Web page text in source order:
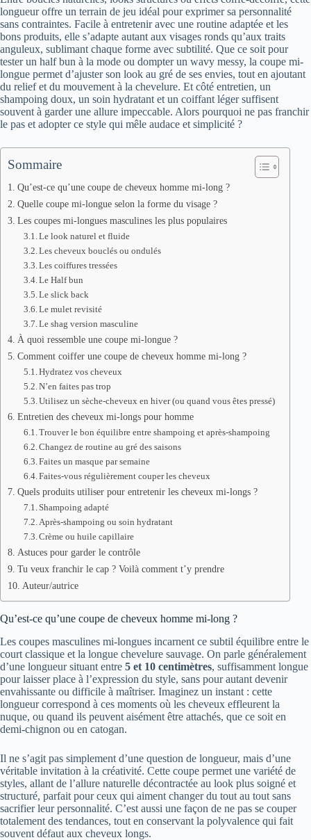
longueur offre un terrain de jeu idéal pour exprimer sa personnalité
sans contraintes. Facile à entretenir avec une routine adaptée et les
bons produits, elle s’adapte autant aux visages ronds qu’aux traits
anguleux, sublimant chaque forme avec subtilité. Que ce soit pour
tester un half bun à la mode ou dompter un wavy messy, la coupe mi-
longue permet d’ajuster son look au gré de ses envies, tout en ajoutant
du relief et du mouvement à la chevelure. Et côté entretien, un
shampoing doux, un soin hydratant et un coiffant léger suffisent
souvent à garder une allure impeccable. Alors pourquoi ne pas franchir
le pas et adopter ce style qui mêle audace et simplicité ?
Sommaire
Qu’est-ce qu’une coupe de cheveux homme mi-long ?
Quelle coupe mi-longue selon la forme du visage ?
Les coupes mi-longues masculines les plus populaires
Le look naturel et fluide
Les cheveux bouclés ou ondulés
Les coiffures tressées
Le Half bun
Le slick back
Le mulet revisité
Le shag version masculine
À quoi ressemble une coupe mi-longue ?
Comment coiffer une coupe de cheveux homme mi-long ?
Hydratez vos cheveux
N’en faites pas trop
Utilisez un sèche-cheveux en hiver (ou quand vous êtes pressé)
Entretien des cheveux mi-longs pour homme
Trouver le bon équilibre entre shampoing et après-shampoing
Changez de routine au gré des saisons
Faites un masque par semaine
Faites-vous régulièrement couper les cheveux
Quels produits utiliser pour entretenir les cheveux mi-longs ?
Shampoing adapté
Après-shampoing ou soin hydratant
Crème ou huile capillaire
Astuces pour garder le contrôle
Tu veux franchir le cap ? Voilà comment t’y prendre
Auteur/autrice
Qu’est-ce qu’une coupe de cheveux homme mi-long ?
Les coupes masculines mi-longues incarnent ce subtil équilibre entre le
court classique et la longue chevelure sauvage. On parle généralement
d’une longueur situant entre 5 et 10 centimètres, suffisamment longue
pour laisser place à l’expression du style, sans pour autant devenir
envahissante ou difficile à maîtriser. Imaginez un instant : cette
longueur correspond à ces moments où les cheveux effleurent la
nuque, ou quand ils peuvent aisément être attachés, que ce soit en
demi-chignon ou en catogan.
Il ne s’agit pas simplement d’une question de longueur, mais d’une
véritable invitation à la créativité. Cette coupe permet une variété de
styles, allant de l’allure naturelle décontractée au look plus soigné et
structuré, parfait pour ceux qui aiment changer du tout au tout sans
sacrifier leur personnalité. C’est aussi une façon de ne pas se couper
totalement des tendances, tout en conservant la polyvalence qui fait
souvent défaut aux cheveux longs.